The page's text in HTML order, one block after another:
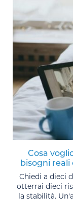
Cosa
bisogni
Chiedi a dieci
otterrai dieci
la stabilità.